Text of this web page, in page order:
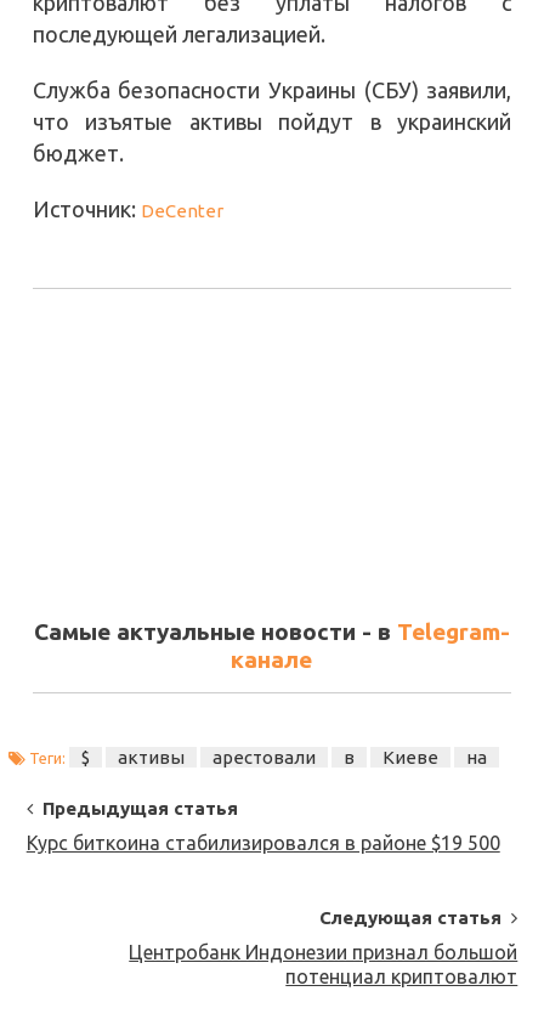
последующей легализацией.
Служба безопасности Украины (СБУ) заявили,
что изъятые активы пойдут в украинский
бюджет.
Источник: DeCenter
Самые актуальные новости - в Telegram-
канале
Теги: $ активы арестовали в Киеве на
Post
Navigation
Предыдущая статья
Курс биткоина стабилизировался в районе $19 500
Следующая статья
Центробанк Индонезии признал большой
потенциал криптовалют